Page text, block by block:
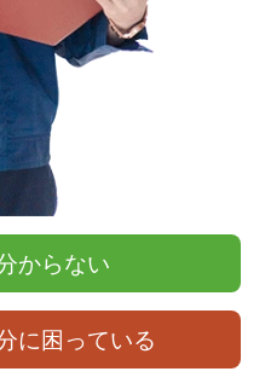
からない
に困っている